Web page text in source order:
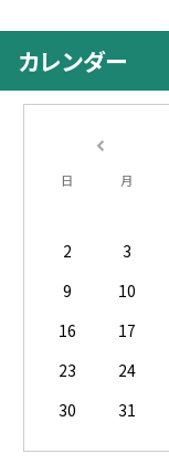
カレンダー
日 月
2
3
9
10
16
17
23
24
30
31